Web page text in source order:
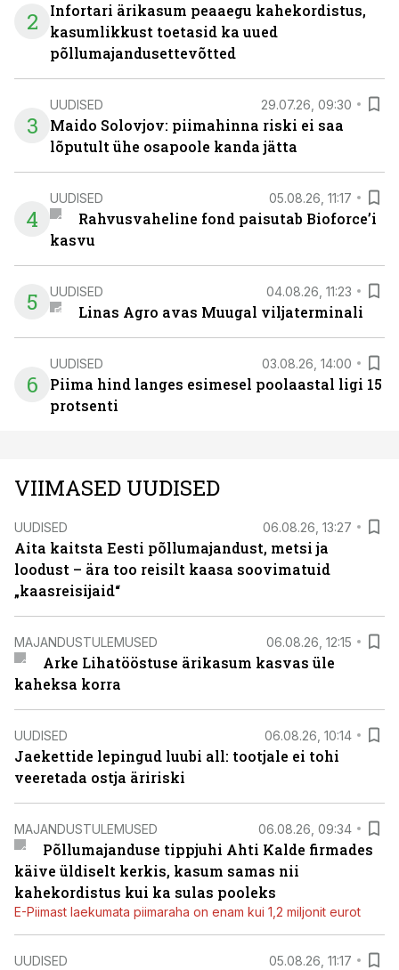
2
Infortari ärikasum peaaegu kahekordistus,
kasumlikkust toetasid ka uued
põllumajandusettevõtted
3
UUDISED 29.07.26, 09:30
Maido Solovjov: piimahinna riski ei saa
lõputult ühe osapoole kanda jätta
4
UUDISED 05.08.26, 11:17
Rahvusvaheline fond paisutab Bioforce’i
kasvu
5 UUDISED 04.08.26, 11:23
Linas Agro avas Muugal viljaterminali
6
UUDISED 03.08.26, 14:00
Piima hind langes esimesel poolaastal ligi 15
protsenti
VIIMASED UUDISED
UUDISED 06.08.26, 13:27
Aita kaitsta Eesti põllumajandust, metsi ja
loodust – ära too reisilt kaasa soovimatuid
„kaasreisijaid“
MAJANDUSTULEMUSED 06.08.26, 12:15
Arke Lihatööstuse ärikasum kasvas üle
kaheksa korra
UUDISED 06.08.26, 10:14
Jaekettide lepingud luubi all: tootjale ei tohi
veeretada ostja äririski
MAJANDUSTULEMUSED 06.08.26, 09:34
Põllumajanduse tippjuhi Ahti Kalde firmades
käive üldiselt kerkis, kasum samas nii
kahekordistus kui ka sulas pooleks
E-Piimast laekumata piimaraha on enam kui 1,2 miljonit eurot
UUDISED 05.08.26, 11:17